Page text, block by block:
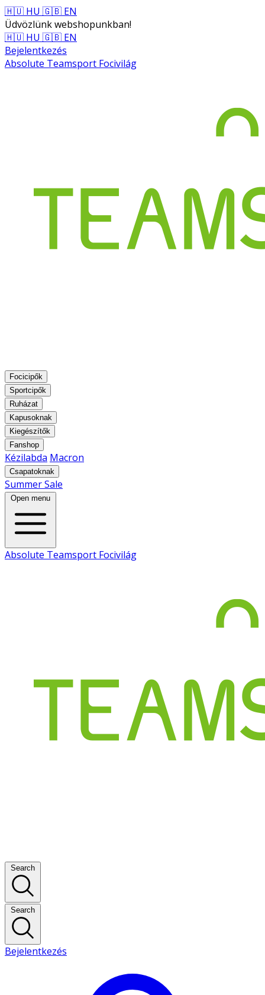
🇭🇺 HU 🇬🇧 EN
Üdvözlünk webshopunkban!
🇭🇺 HU 🇬🇧 EN
Bejelentkezés
Absolute Teamsport Focivilág
Focicipők
Sportcipők
Ruházat
Kapusoknak
Kiegészítők
Fanshop
Kézilabda Macron
Csapatoknak
Summer Sale
Open menu
Absolute Teamsport Focivilág
Search
Search
Bejelentkezés